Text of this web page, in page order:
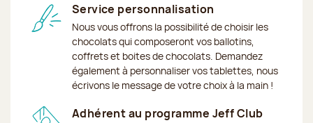
Service personnalisation
Nous vous offrons la possibilité de choisir les
chocolats qui composeront vos ballotins,
coffrets et boites de chocolats. Demandez
également à personnaliser vos tablettes, nous
écrivons le message de votre choix à la main !
Adhérent au programme Jeff Club